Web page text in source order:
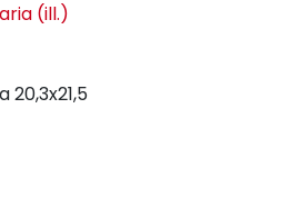
(ill.)
20,3x21,5